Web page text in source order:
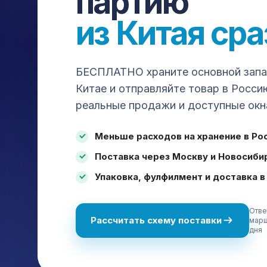
из Китая
БЕСПЛАТНО храните основной
Китае и отправляйте товар в
реальные продажи и доступные
Меньше расходов на хранение в
Поставка через Москву и
Упаковка, фулфилмент и доставка
Рассчитать схему поставки
дня
ПЛАТФОРМЫ ДЛЯ ЗАКУПКИ
Taobao Pinduoduo
DHgate
Yiwugo Chinagoods Gongchang
ДОСТАВКА
Все способы доставки
Белая доставка
Товары для маркетплейсов
Доставка станков из Китая
Калькулятор
Все